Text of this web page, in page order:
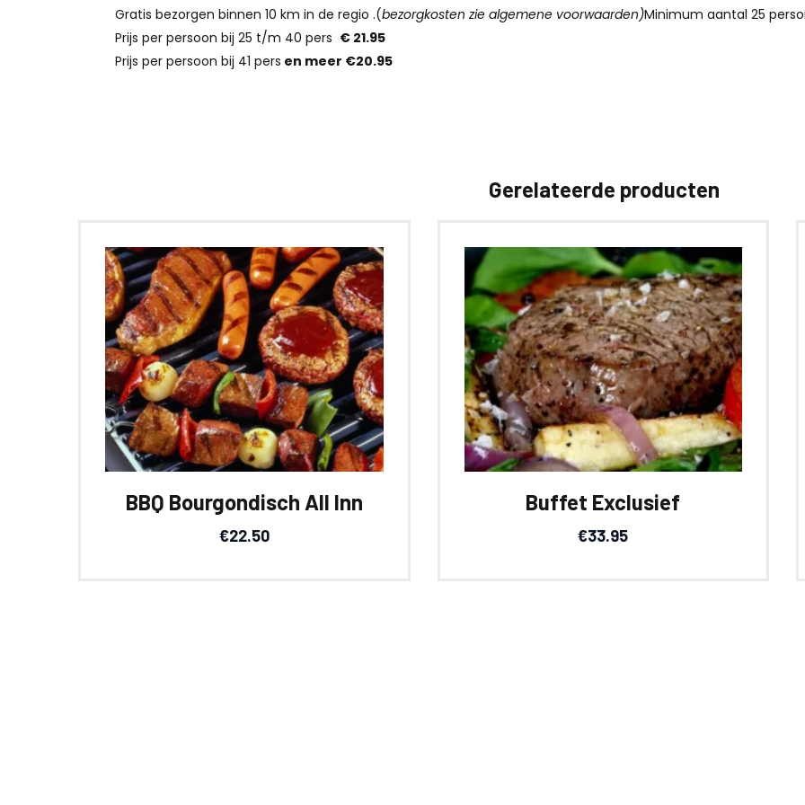
Gratis bezorgen binnen 10 km in de regio .(bezorgkosten zie algemene voorwaarden)Minimum aantal 25
Prijs per persoon bij 25 t/m 40 pers € 21.95
Prijs per persoon bij 41 pers en meer €20.95
Gerelateerde producten
BBQ Bourgondisch All Inn
€22.50
Buffet Exclusief
€33.95